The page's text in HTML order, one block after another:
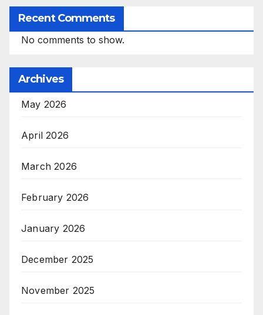
Recent Comments
No comments to show.
Archives
May 2026
April 2026
March 2026
February 2026
January 2026
December 2025
November 2025